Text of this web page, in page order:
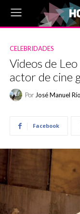
CELEBRIDADES
Videos de
actor de cine
Por José Manuel
Facebook